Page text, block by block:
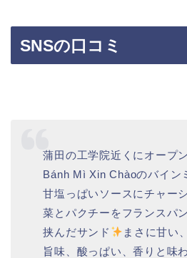
SNSの口コミ
蒲田の工学院近くにオープ
Bánh Mì Xin Chàoのバイン
甘塩っぱいソースにチャー
菜とパクチーをフランスパ
挟んだサンド
まさに甘い
旨味、酸っぱい、香りと味